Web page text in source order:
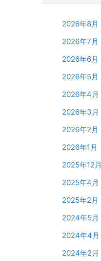
2026年8月
2026年7月
2026年6月
2026年5月
2026年4月
2026年3月
2026年2月
2026年1月
2025年12月
2025年4月
2025年2月
2024年5月
2024年4月
2024年2月